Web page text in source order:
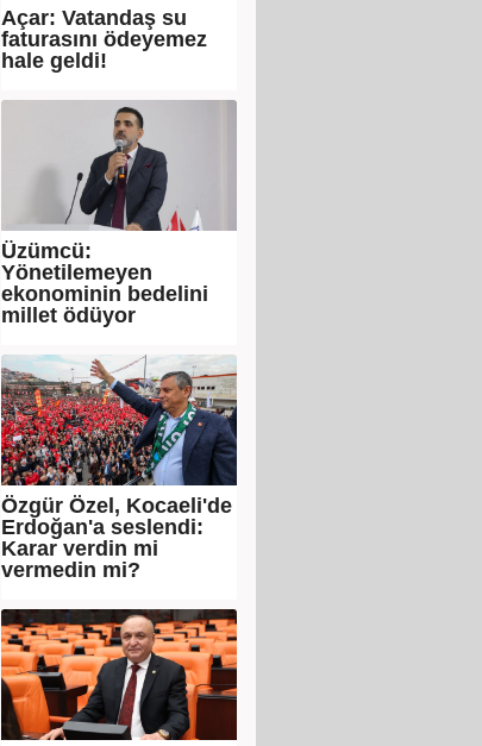
Açar: Vatandaş su
faturasını ödeyemez
hale geldi!
Üzümcü:
Yönetilemeyen
ekonominin bedelini
millet ödüyor
Özgür Özel, Kocaeli'de
Erdoğan'a seslendi:
Karar verdin mi
vermedin mi?